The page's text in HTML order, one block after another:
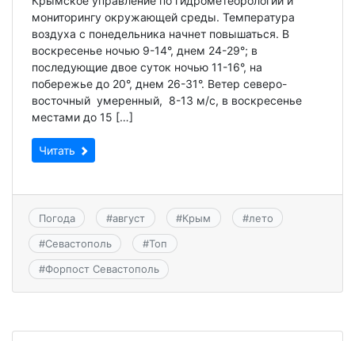
мониторингу окружающей среды. Температура
воздуха с понедельника начнет повышаться. В
воскресенье ночью 9-14°, днем 24-29°; в
последующие двое суток ночью 11-16°, на
побережье до 20°, днем 26-31°. Ветер северо-
восточный умеренный, 8-13 м/с, в воскресенье
местами до 15 […]
Читать
Погода #август #Крым #лето
#Севастополь #Топ
#Форпост Севастополь